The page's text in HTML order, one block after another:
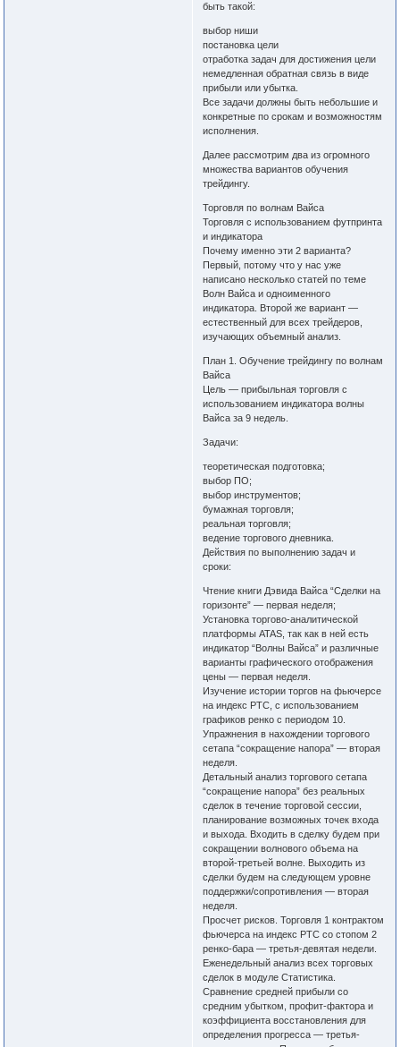
быть такой:
выбор ниши
постановка цели
отработка задач для достижения цели
немедленная обратная связь в виде
прибыли или убытка.
Все задачи должны быть небольшие и
конкретные по срокам и возможностям
исполнения.
Далее рассмотрим два из огромного
множества вариантов обучения
трейдингу.
Торговля по волнам Вайса
Торговля с использованием футпринта
и индикатора
Почему именно эти 2 варианта?
Первый, потому что у нас уже
написано несколько статей по теме
Волн Вайса и одноименного
индикатора. Второй же вариант —
естественный для всех трейдеров,
изучающих объемный анализ.
План 1. Обучение трейдингу по волнам
Вайса
Цель — прибыльная торговля с
использованием индикатора волны
Вайса за 9 недель.
Задачи:
теоретическая подготовка;
выбор ПО;
выбор инструментов;
бумажная торговля;
реальная торговля;
ведение торгового дневника.
Действия по выполнению задач и
сроки:
Чтение книги Дэвида Вайса “Сделки на
горизонте” — первая неделя;
Установка торгово-аналитической
платформы ATAS, так как в ней есть
индикатор “Волны Вайса” и различные
варианты графического отображения
цены — первая неделя.
Изучение истории торгов на фьючерсе
на индекс РТС, с использованием
графиков ренко с периодом 10.
Упражнения в нахождении торгового
сетапа “сокращение напора” — вторая
неделя.
Детальный анализ торгового сетапа
“сокращение напора” без реальных
сделок в течение торговой сессии,
планирование возможных точек входа
и выхода. Входить в сделку будем при
сокращении волнового объема на
второй-третьей волне. Выходить из
сделки будем на следующем уровне
поддержки/сопротивления — вторая
неделя.
Просчет рисков. Торговля 1 контрактом
фьючерса на индекс РТС со стопом 2
ренко-бара — третья-девятая недели.
Еженедельный анализ всех торговых
сделок в модуле Статистика.
Сравнение средней прибыли со
средним убытком, профит-фактора и
коэффициента восстановления для
определения прогресса — третья-